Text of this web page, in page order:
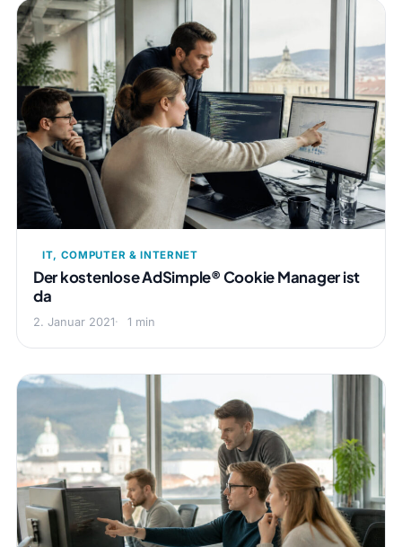
IT, COMPUTER & INTERNET
Der kostenlose AdSimple® Cookie Manager ist
da
2. Januar 2021 1 min